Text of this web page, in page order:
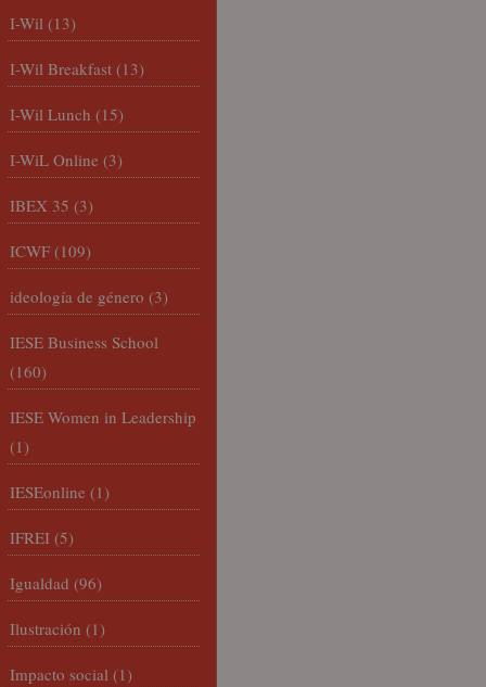
I-Wil (13)
I-Wil Breakfast (13)
I-Wil Lunch (15)
I-WiL Online (3)
IBEX 35 (3)
ICWF (109)
ideología de género (3)
IESE Business School
(160)
IESE Women in Leadership
(1)
IESEonline (1)
IFREI (5)
Igualdad (96)
Ilustración (1)
Impacto social (1)